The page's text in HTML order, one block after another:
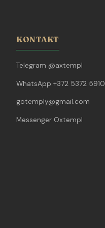
KONTAKT
Telegram @axtempl
WhatsApp +372 5372 5910
gotemply@gmail.com
Messenger Oxtempl